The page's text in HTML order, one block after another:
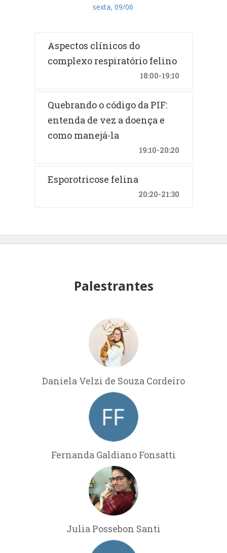
sexta, 09/06
Aspectos clínicos do
complexo respiratório felino
18:00-19:10
Quebrando o código da PIF:
entenda de vez a doença e
como manejá-la
19:10-20:20
Esporotricose felina
20:20-21:30
Palestrantes
Daniela Velzi de Souza Cordeiro
Fernanda Galdiano Fonsatti
Julia Possebon Santi